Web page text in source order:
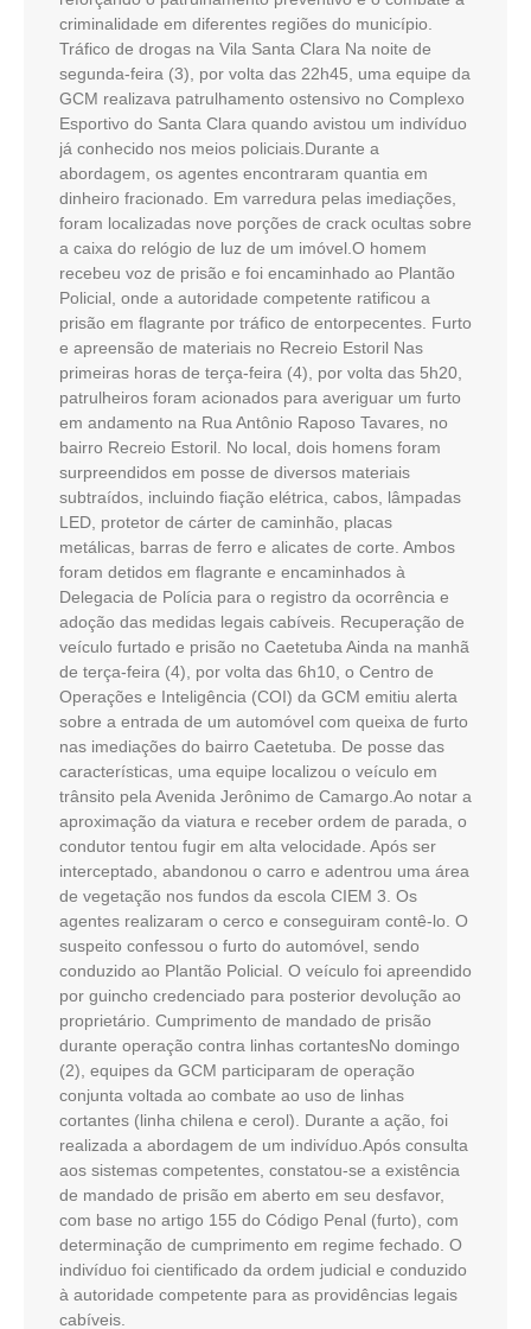
criminalidade em diferentes regiões do município.
Tráfico de drogas na Vila Santa Clara Na noite de
segunda-feira (3), por volta das 22h45, uma equipe da
GCM realizava patrulhamento ostensivo no Complexo
Esportivo do Santa Clara quando avistou um indivíduo
já conhecido nos meios policiais.Durante a
abordagem, os agentes encontraram quantia em
dinheiro fracionado. Em varredura pelas imediações,
foram localizadas nove porções de crack ocultas sobre
a caixa do relógio de luz de um imóvel.O homem
recebeu voz de prisão e foi encaminhado ao Plantão
Policial, onde a autoridade competente ratificou a
prisão em flagrante por tráfico de entorpecentes. Furto
e apreensão de materiais no Recreio Estoril Nas
primeiras horas de terça-feira (4), por volta das 5h20,
patrulheiros foram acionados para averiguar um furto
em andamento na Rua Antônio Raposo Tavares, no
bairro Recreio Estoril. No local, dois homens foram
surpreendidos em posse de diversos materiais
subtraídos, incluindo fiação elétrica, cabos, lâmpadas
LED, protetor de cárter de caminhão, placas
metálicas, barras de ferro e alicates de corte. Ambos
foram detidos em flagrante e encaminhados à
Delegacia de Polícia para o registro da ocorrência e
adoção das medidas legais cabíveis. Recuperação de
veículo furtado e prisão no Caetetuba Ainda na manhã
de terça-feira (4), por volta das 6h10, o Centro de
Operações e Inteligência (COI) da GCM emitiu alerta
sobre a entrada de um automóvel com queixa de furto
nas imediações do bairro Caetetuba. De posse das
características, uma equipe localizou o veículo em
trânsito pela Avenida Jerônimo de Camargo.Ao notar a
aproximação da viatura e receber ordem de parada, o
condutor tentou fugir em alta velocidade. Após ser
interceptado, abandonou o carro e adentrou uma área
de vegetação nos fundos da escola CIEM 3. Os
agentes realizaram o cerco e conseguiram contê-lo. O
suspeito confessou o furto do automóvel, sendo
conduzido ao Plantão Policial. O veículo foi apreendido
por guincho credenciado para posterior devolução ao
proprietário. Cumprimento de mandado de prisão
durante operação contra linhas cortantesNo domingo
(2), equipes da GCM participaram de operação
conjunta voltada ao combate ao uso de linhas
cortantes (linha chilena e cerol). Durante a ação, foi
realizada a abordagem de um indivíduo.Após consulta
aos sistemas competentes, constatou-se a existência
de mandado de prisão em aberto em seu desfavor,
com base no artigo 155 do Código Penal (furto), com
determinação de cumprimento em regime fechado. O
indivíduo foi cientificado da ordem judicial e conduzido
à autoridade competente para as providências legais
cabíveis.